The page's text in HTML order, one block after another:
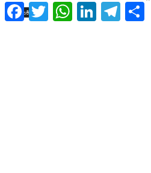
FacebookTwitter WhatsAppLinkedIn